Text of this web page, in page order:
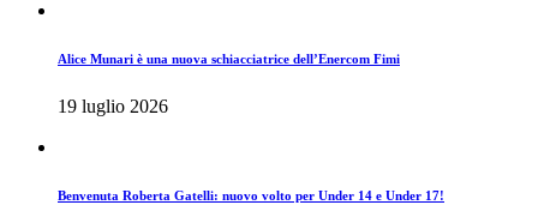
Alice Munari è una nuova schiacciatrice dell’Enercom Fimi
19 luglio 2026
Benvenuta Roberta Gatelli: nuovo volto per Under 14 e Under 17!